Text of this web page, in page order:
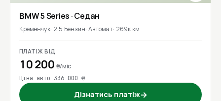
BMW5 Series · Седан
Кременчук 2.5 Бензин Автомат 269к км
ПЛАТІЖ ВІД
10 200 ₴/міс
Ціна авто 336 000 ₴
Дізнатись платіж→